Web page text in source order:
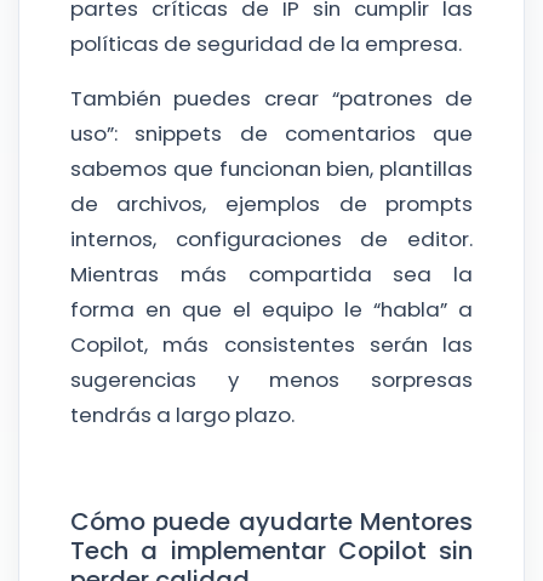
partes críticas de IP sin cumplir las
políticas de seguridad de la empresa.
También puedes crear “patrones de
uso”: snippets de comentarios que
sabemos que funcionan bien, plantillas
de archivos, ejemplos de prompts
internos, configuraciones de editor.
Mientras más compartida sea la
forma en que el equipo le “habla” a
Copilot, más consistentes serán las
sugerencias y menos sorpresas
tendrás a largo plazo.
Cómo puede ayudarte Mentores
Tech a implementar Copilot sin